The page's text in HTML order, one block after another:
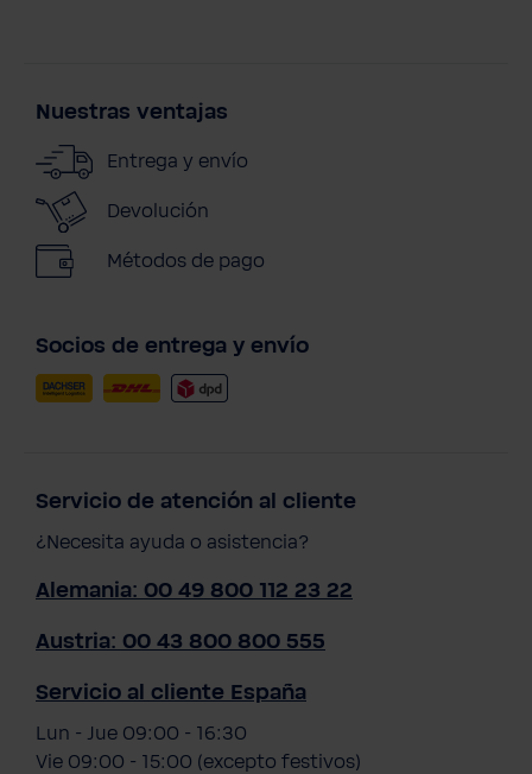
Nuestras ventajas
Entrega y envío
Devolución
Métodos de pago
Socios de entrega y envío
Servicio de atención al cliente
¿Necesita ayuda o asistencia?
Alemania: 00 49 800 112 23 22
Austria: 00 43 800 800 555
Servicio al cliente España
Lun - Jue 09:00 - 16:30
Vie 09:00 - 15:00 (excepto festivos)